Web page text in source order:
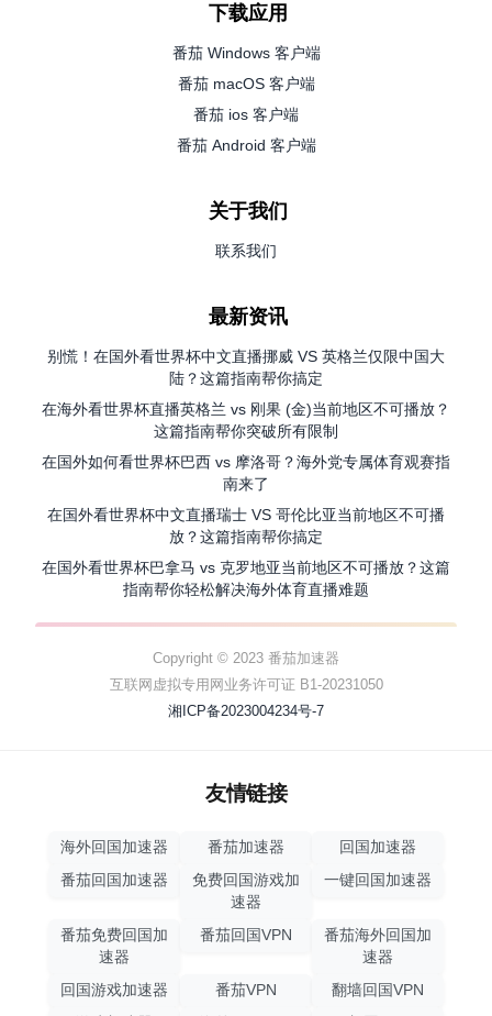
下载应用
番茄 Windows 客户端
番茄 macOS 客户端
番茄 ios 客户端
番茄 Android 客户端
关于我们
联系我们
最新资讯
别慌！在国外看世界杯中文直播挪威 VS 英格兰仅限中国大
陆？这篇指南帮你搞定
在海外看世界杯直播英格兰 vs 刚果 (金)当前地区不可播放？
这篇指南帮你突破所有限制
在国外如何看世界杯巴西 vs 摩洛哥？海外党专属体育观赛指
南来了
在国外看世界杯中文直播瑞士 VS 哥伦比亚当前地区不可播
放？这篇指南帮你搞定
在国外看世界杯巴拿马 vs 克罗地亚当前地区不可播放？这篇
指南帮你轻松解决海外体育直播难题
Copyright © 2023 番茄加速器
互联网虚拟专用网业务许可证 B1-20231050
湘ICP备2023004234号-7
友情链接
海外回国加速器 番茄加速器
回国加速器
番茄回国加速器
免费回国游戏加
速器
一键回国加速器
番茄免费回国加
速器
番茄回国VPN
番茄海外回国加
速器
回国游戏加速器
番茄VPN
翻墙回国VPN